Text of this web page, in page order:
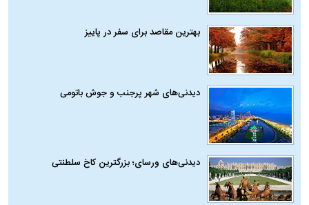
بهترین مقاصد برای سفر در پاییز
دیدنی‌های شهر پرجنب و جوش باتومی
دیدنی‌های ورسای؛ بزرگترین کاخ سلطنتی